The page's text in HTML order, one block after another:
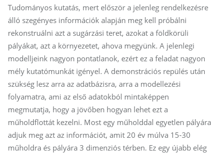
Tudományos kutatás, mert először a jelenleg rendelkezésre
álló szegényes információk alapján meg kell próbálni
rekonstruálni azt a sugárzási teret, azokat a földkörüli
pályákat, azt a környezetet, ahova megyünk. A jelenlegi
modelljeink nagyon pontatlanok, ezért ez a feladat nagyon
mély kutatómunkát igényel. A demonstrációs repülés után
szükség lesz arra az adatbázisra, arra a modellezési
folyamatra, ami az első adatokból mintaképpen
megmutatja, hogy a jövőben hogyan lehet ezt a
műholdflottát kezelni. Most egy műholddal egyetlen pályára
adjuk meg azt az információt, amit 20 év múlva 15-30
műholdra és pályára 3 dimenziós térben. Ez egy újabb elég